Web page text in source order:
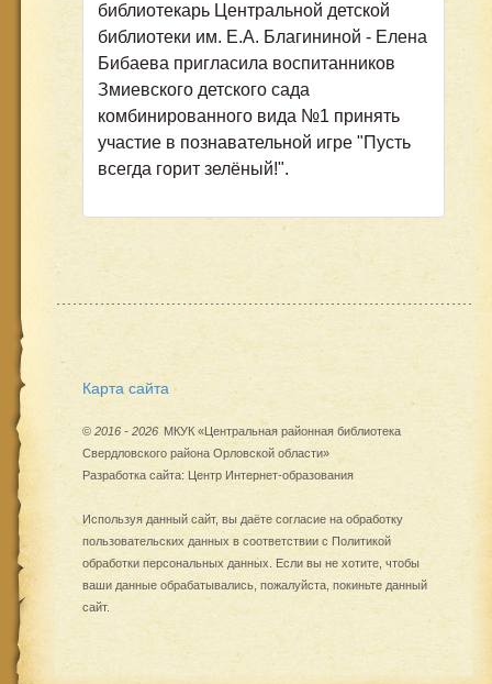
библиотекарь Центральной детской
библиотеки им. Е.А. Благининой - Елена
Бибаева пригласила воспитанников
Змиевского детского сада
комбинированного вида №1 принять
участие в познавательной игре "Пусть
всегда горит зелёный!".
Карта сайта
© 2016 - 2026 МКУК «Центральная районная библиотека
Свердловского района Орловской области»
Разработка сайта: Центр Интернет-образования
Используя данный сайт, вы даёте согласие на обработку
пользовательских данных в соответствии с Политикой
обработки персональных данных . Если вы не хотите, чтобы
ваши данные обрабатывались, пожалуйста, покиньте данный
сайт.